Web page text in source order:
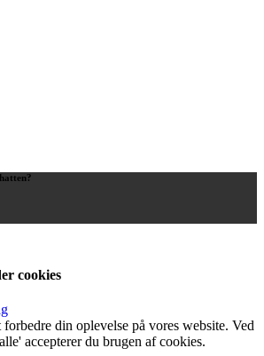
cookies
din oplevelse på vores website. Ved
accepterer du brugen af cookies.